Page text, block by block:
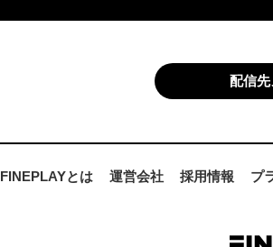
配信
FINEPLAYとは 運営会社 採用情報 プ